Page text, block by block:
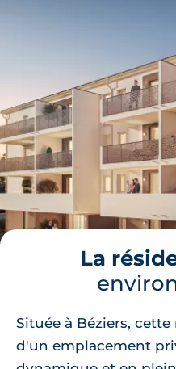
La
Située à Béziers,
d'un emplacement